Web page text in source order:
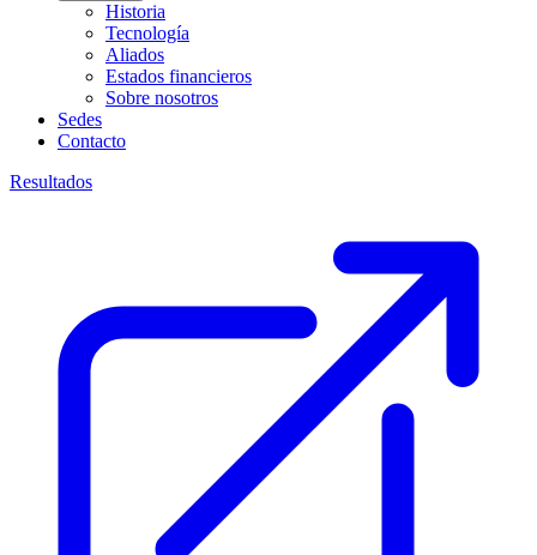
Historia
Tecnología
Aliados
Estados financieros
Sobre nosotros
Sedes
Contacto
Resultados